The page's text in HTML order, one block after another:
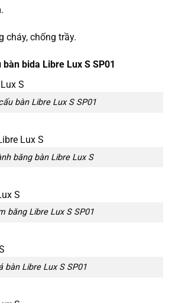
cháy, chống trầy.
bida Libre Lux S SP01
bàn Libre Lux S SP01
băng bàn Libre Lux S
băng Libre Lux S SP01
bàn Libre Lux S SP01